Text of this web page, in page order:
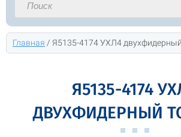
Главная / Я5135-4174 УХЛ4
Я5135-4174
ДВУХФИДЕРНЫЙ